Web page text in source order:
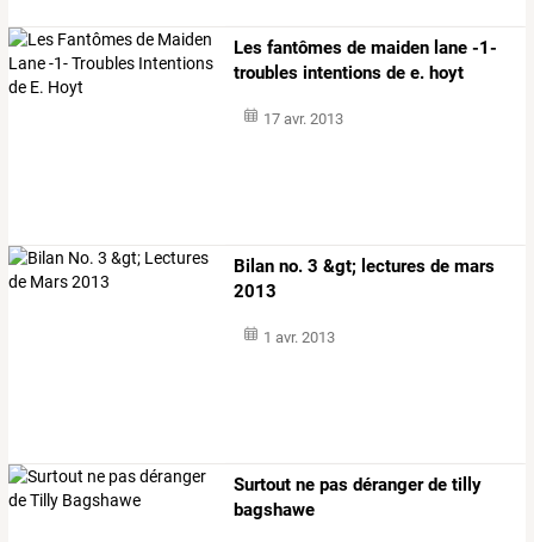
Les fantômes de maiden lane -1-
troubles intentions de e. hoyt
17 avr. 2013
Bilan no. 3 &gt; lectures de mars
2013
1 avr. 2013
Surtout ne pas déranger de tilly
bagshawe